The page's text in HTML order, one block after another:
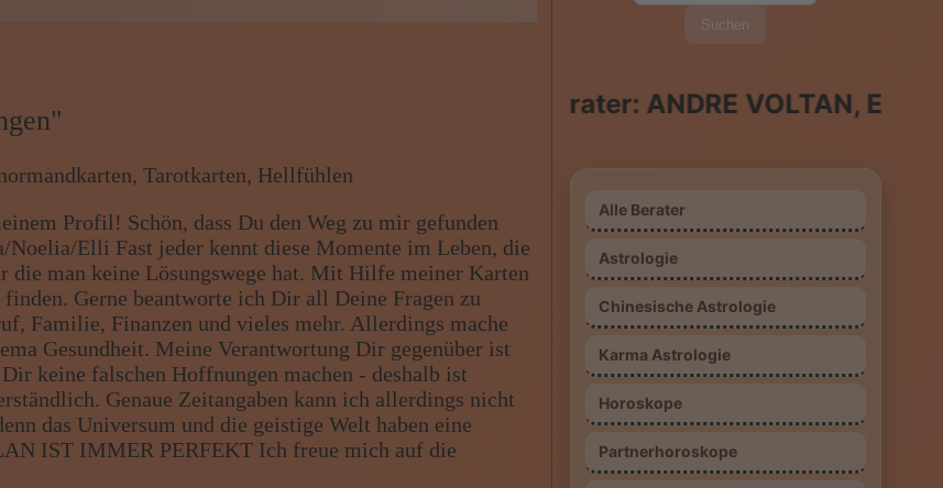
von A - Z
Tarotkarten, Hellfühlen
Profil! Schön, dass Du den Weg zu mir gefunden
Noelia/Elli Fast jeder kennt diese Momente im Leben, die
die man keine Lösungswege hat. Mit Hilfe meiner Karten
Gerne beantworte ich Dir all Deine Fragen zu
Familie, Finanzen und vieles mehr. Allerdings mache
Gesundheit. Meine Verantwortung Dir gegenüber ist
keine falschen Hoffnungen machen - deshalb ist
Genaue Zeitangaben kann ich allerdings nicht
das Universum und die geistige Welt haben eine
IST IMMER PERFEKT Ich freue mich auf die
Suchen
Freie Berater: ANDRE VOLTAN, ELANA
Alle Berater
Astrologie
Chinesische Astrologie
Karma Astrologie
Horoskope
Partnerhoroskope